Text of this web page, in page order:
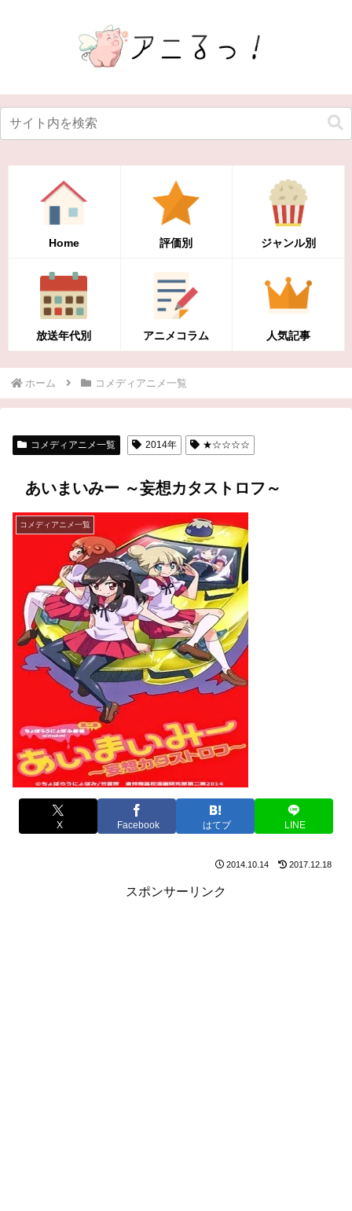
Home 評価別 ジャンル別
放送年代別 アニメコラム 人気記事
ホーム コメディアニメ一覧
コメディアニメ一覧 2014年 ★☆☆☆☆
あいまいみー ～妄想カタストロフ～
コメディアニメ一覧
X Facebook はてブ LINE
2014.10.14 2017.12.18
スポンサーリンク